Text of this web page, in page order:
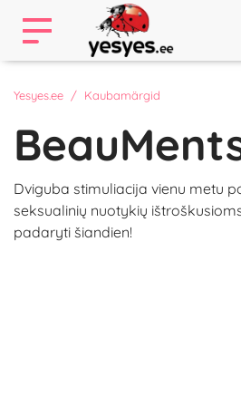
Yesyes.ee Kaubamärgid
Dviguba stimuliacija vienu metu
seksualinių nuotykių
padaryti šiandien!